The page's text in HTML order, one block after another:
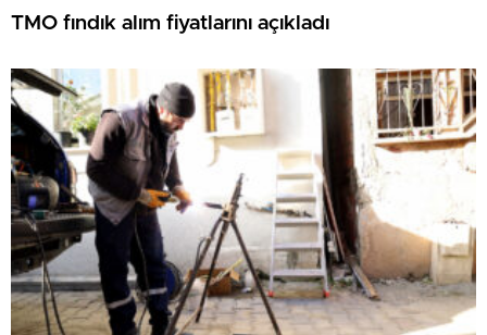
TMO fındık alım fiyatlarını açıkladı